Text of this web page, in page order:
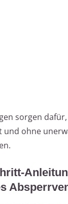
sorgen dafür,
und ohne